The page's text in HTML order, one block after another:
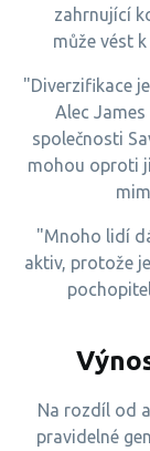
zahrnující
může vést
"Diverzifikace
Alec
společnosti
mohou oproti
"Mnoho lidí
aktiv, protože
Na rozdíl od
pravidelné